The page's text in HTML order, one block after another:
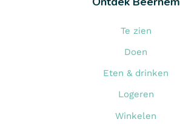
Te zien
Doen
Eten & drinken
Logeren
Winkelen